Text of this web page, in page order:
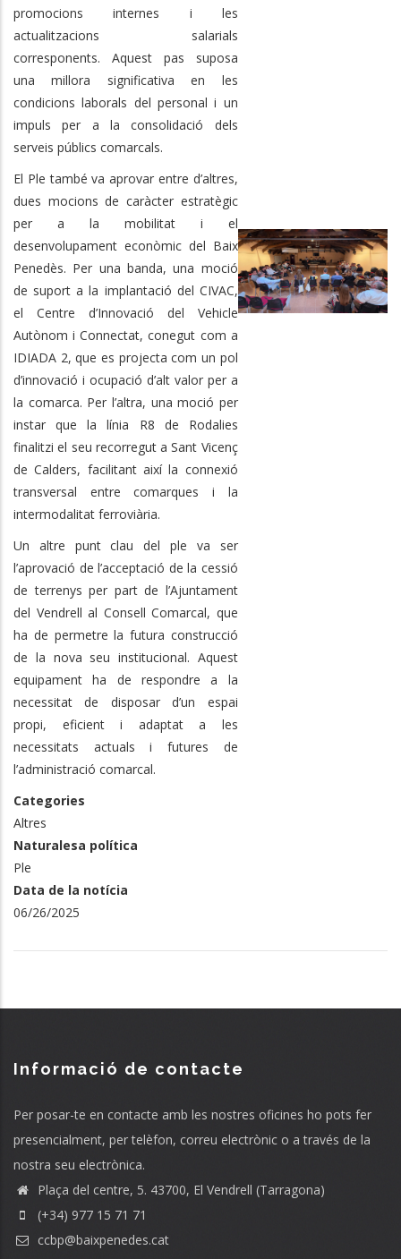
promocions internes i les
actualitzacions salarials
corresponents. Aquest pas suposa
una millora significativa en les
condicions laborals del personal i un
impuls per a la consolidació dels
serveis públics comarcals.
El Ple també va aprovar entre d’altres,
dues mocions de caràcter estratègic
per a la mobilitat i el
desenvolupament econòmic del Baix
Penedès. Per una banda, una moció
de suport a la implantació del CIVAC,
el Centre d’Innovació del Vehicle
Autònom i Connectat, conegut com a
IDIADA 2, que es projecta com un pol
d’innovació i ocupació d’alt valor per a
la comarca. Per l’altra, una moció per
instar que la línia R8 de Rodalies
finalitzi el seu recorregut a Sant Vicenç
de Calders, facilitant així la connexió
transversal entre comarques i la
intermodalitat ferroviària.
Un altre punt clau del ple va ser
l’aprovació de l’acceptació de la cessió
de terrenys per part de l’Ajuntament
del Vendrell al Consell Comarcal, que
ha de permetre la futura construcció
de la nova seu institucional. Aquest
equipament ha de respondre a la
necessitat de disposar d’un espai
propi, eficient i adaptat a les
necessitats actuals i futures de
l’administració comarcal.
Categories
Altres
Naturalesa política
Ple
Data de la notícia
06/26/2025
Informació de contacte
Per posar-te en contacte amb les nostres oficines ho pots fer
presencialment, per telèfon, correu electrònic o a través de la
nostra seu electrònica.
Plaça del centre, 5. 43700, El Vendrell (Tarragona)
(+34) 977 15 71 71
ccbp@baixpenedes.cat